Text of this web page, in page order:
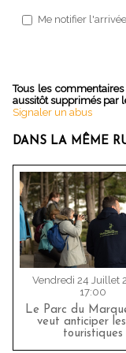
Me notifier
Tous les
aussitôt supprimés par
Signaler un abus
DANS LA MÊME
Vendredi 24 Juillet
17:00
Le Parc du
veut anticiper
touristiques